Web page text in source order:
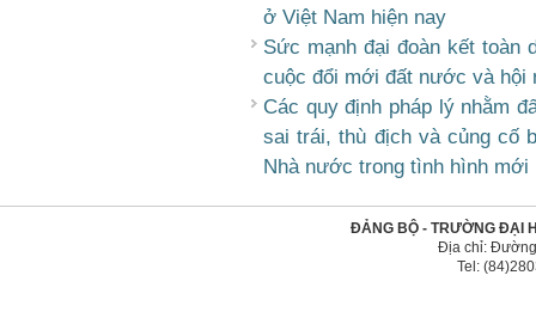
ở Việt Nam hiện nay
Sức mạnh đại đoàn kết toàn
cuộc đổi mới đất nước và hội
Các quy định pháp lý nhằm
sai trái, thù địch và củng cố
Nhà nước trong tình hình mới
ĐẢNG BỘ - TRƯỜNG ĐẠI
Địa chỉ:
Tel: